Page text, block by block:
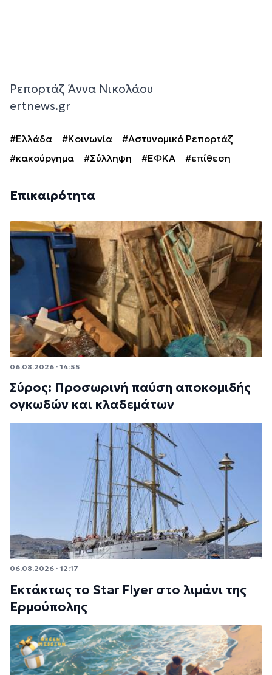
Ρεπορτάζ Άννα Νικολάου
ertnews.gr
#Ελλάδα #Κοινωνία
#Αστυνομικό Ρεπορτάζ
#κακούργημα
#Σύλληψη #ΕΦΚΑ #επίθεση
Επικαιρότητα
06.08.2026 · 14:55
Σύρος: Προσωρινή παύση αποκομιδής
ογκωδών και κλαδεμάτων
06.08.2026 · 12:17
Εκτάκτως το Star Flyer στο λιμάνι της
Ερμούπολης